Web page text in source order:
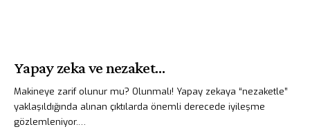
Yapay zeka ve nezaket…
Makineye zarif olunur mu? Olunmalı! Yapay zekaya “nezaketle”
yaklaşıldığında alınan çıktılarda önemli derecede iyileşme
gözlemleniyor.…